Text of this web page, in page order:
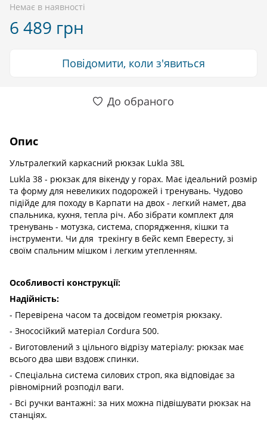
Немає в наявності
6 489 грн
Повідомити, коли з'явиться
До обраного
Опис
Ультралегкий каркасний рюкзак Lukla 38L
Lukla 38 - рюкзак для вікенду у горах. Має ідеальний розмір
та форму для невеликих подорожей і тренувань. Чудово
підійде для походу в Карпати на двох - легкий намет, два
спальника, кухня, тепла річ. Або зібрати комплект для
тренувань - мотузка, система, спорядження, кішки та
інструменти. Чи для трекінгу в бейс кемп Евересту, зі
своїм спальним мішком і легким утепленням.
Особливості конструкції:
Надійність:
- Перевірена часом та досвідом геометрія рюкзаку.
- Знососійкий матеріал Cordura 500.
- Виготовлений з цільного відрізу матеріалу: рюкзак має
всього два шви вздовж спинки.
- Спеціальна система силових строп, яка відповідає за
рівномірний розподіл ваги.
- Всі ручки вантажні: за них можна підвішувати рюкзак на
станціях.